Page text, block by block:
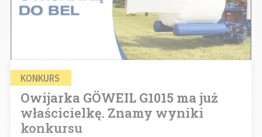
KONKURS
Owijarka GÖWEIL G1015 ma już
właścicielkę. Znamy wyniki
konkursu